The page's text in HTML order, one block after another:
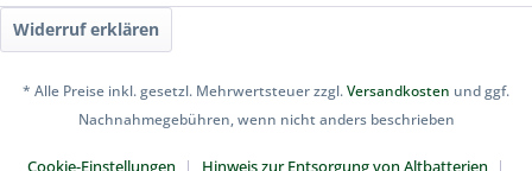
Widerruf erklären
* Alle Preise inkl. gesetzl. Mehrwertsteuer zzgl.Versandkosten und ggf.
Nachnahmegebühren, wenn nicht anders beschrieben
Cookie-Einstellungen Hinweis zur Entsorgung von Altbatterien